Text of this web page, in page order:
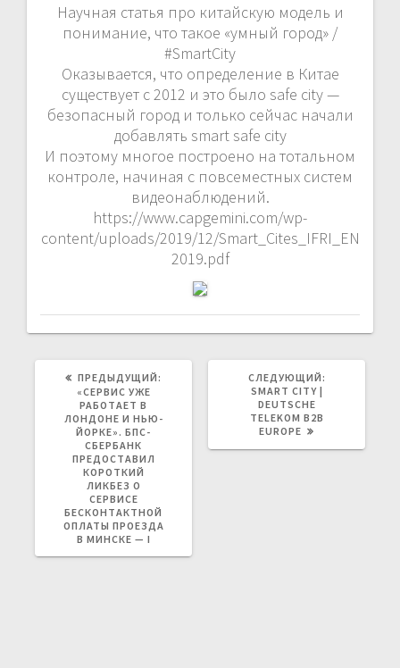
Научная статья про китайскую модель и
понимание, что такое «умный город» /
#SmartCity
Оказывается, что определение в Китае
существует с 2012 и это было safe city —
безопасный город и только сейчас начали
добавлять smart safe city
И поэтому многое построено на тотальном
контроле, начиная с повсеместных систем
видеонаблюдений.
https://www.capgemini.com/wp-
content/uploads/2019/12/Smart_Cites_IFRI_EN
2019.pdf
ПРЕДЫДУЩИЙ:
ПРЕДЫДУЩАЯ
ЗАПИСЬ:
«СЕРВИС УЖЕ
РАБОТАЕТ В
ЛОНДОНЕ И НЬЮ-
ЙОРКЕ». БПС-
СБЕРБАНК
ПРЕДОСТАВИЛ
КОРОТКИЙ
ЛИКБЕЗ О
СЕРВИСЕ
БЕСКОНТАКТНОЙ
ОПЛАТЫ ПРОЕЗДА
В МИНСКЕ — I
СЛЕДУЮЩИЙ:
SMART CITY |
DEUTSCHE
TELEKOM B2B
EUROPE